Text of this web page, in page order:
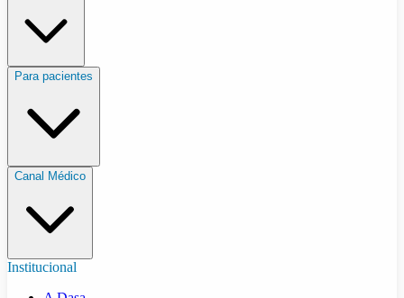
Para pacientes
Canal Médico
Institucional